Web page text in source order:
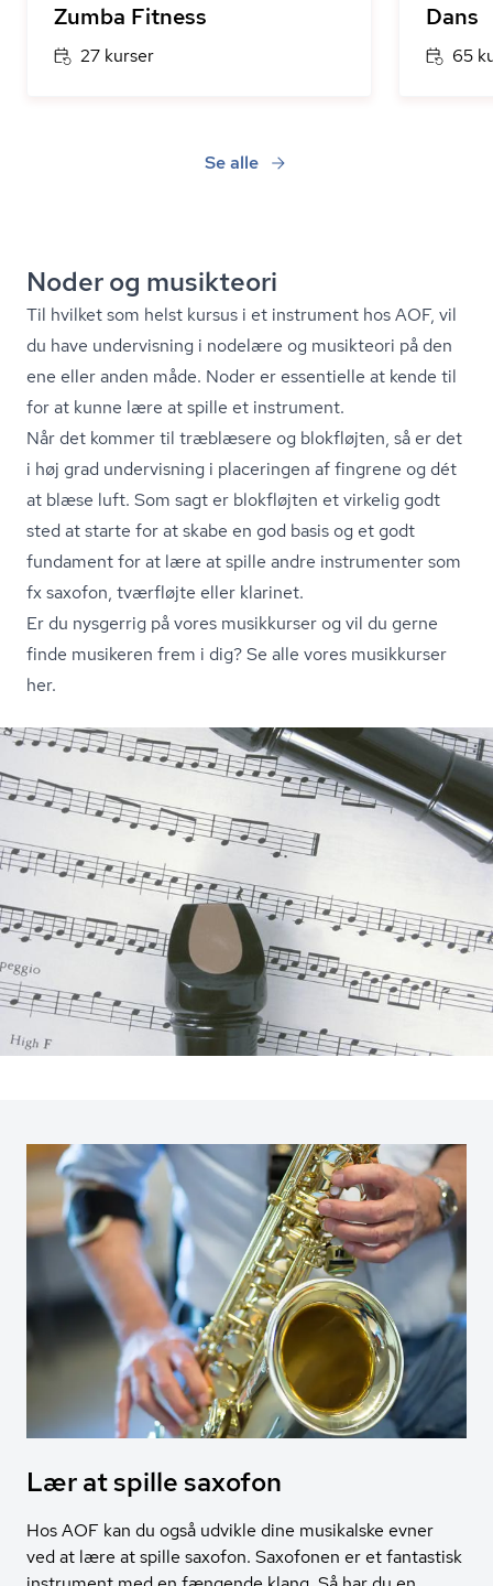
Zumba Fitness
27 kurser
Dans
65
Se alle
Noder og musikteori
Til hvilket som helst kursus i et instrument hos AOF, vil
du have undervisning i nodelære og musikteori på den
ene eller anden måde. Noder er essentielle at kende til
for at kunne lære at spille et instrument.
Når det kommer til træblæsere og blokfløjten, så er det
i høj grad undervisning i placeringen af fingrene og dét
at blæse luft. Som sagt er blokfløjten et virkelig godt
sted at starte for at skabe en god basis og et godt
fundament for at lære at spille andre instrumenter som
fx saxofon, tværfløjte eller klarinet.
Er du nysgerrig på vores musikkurser og vil du gerne
finde musikeren frem i dig?Se alle vores musikkurser
her.
Lær at spille saxofon
Hos AOF kan du også udvikle dine musikalske evner
ved at lære at spille saxofon. Saxofonen er et fantastisk